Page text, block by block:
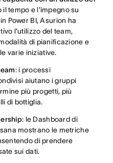
il tempo e l'impegno su
Power BI, Asurion ha
l'utilizzo del team,
di pianificazione e
varie iniziative.
: i processi
aiutano i gruppi
più progetti, più
di bottiglia.
: le Dashboard di
mostrano le metriche
di prendere
sui dati.